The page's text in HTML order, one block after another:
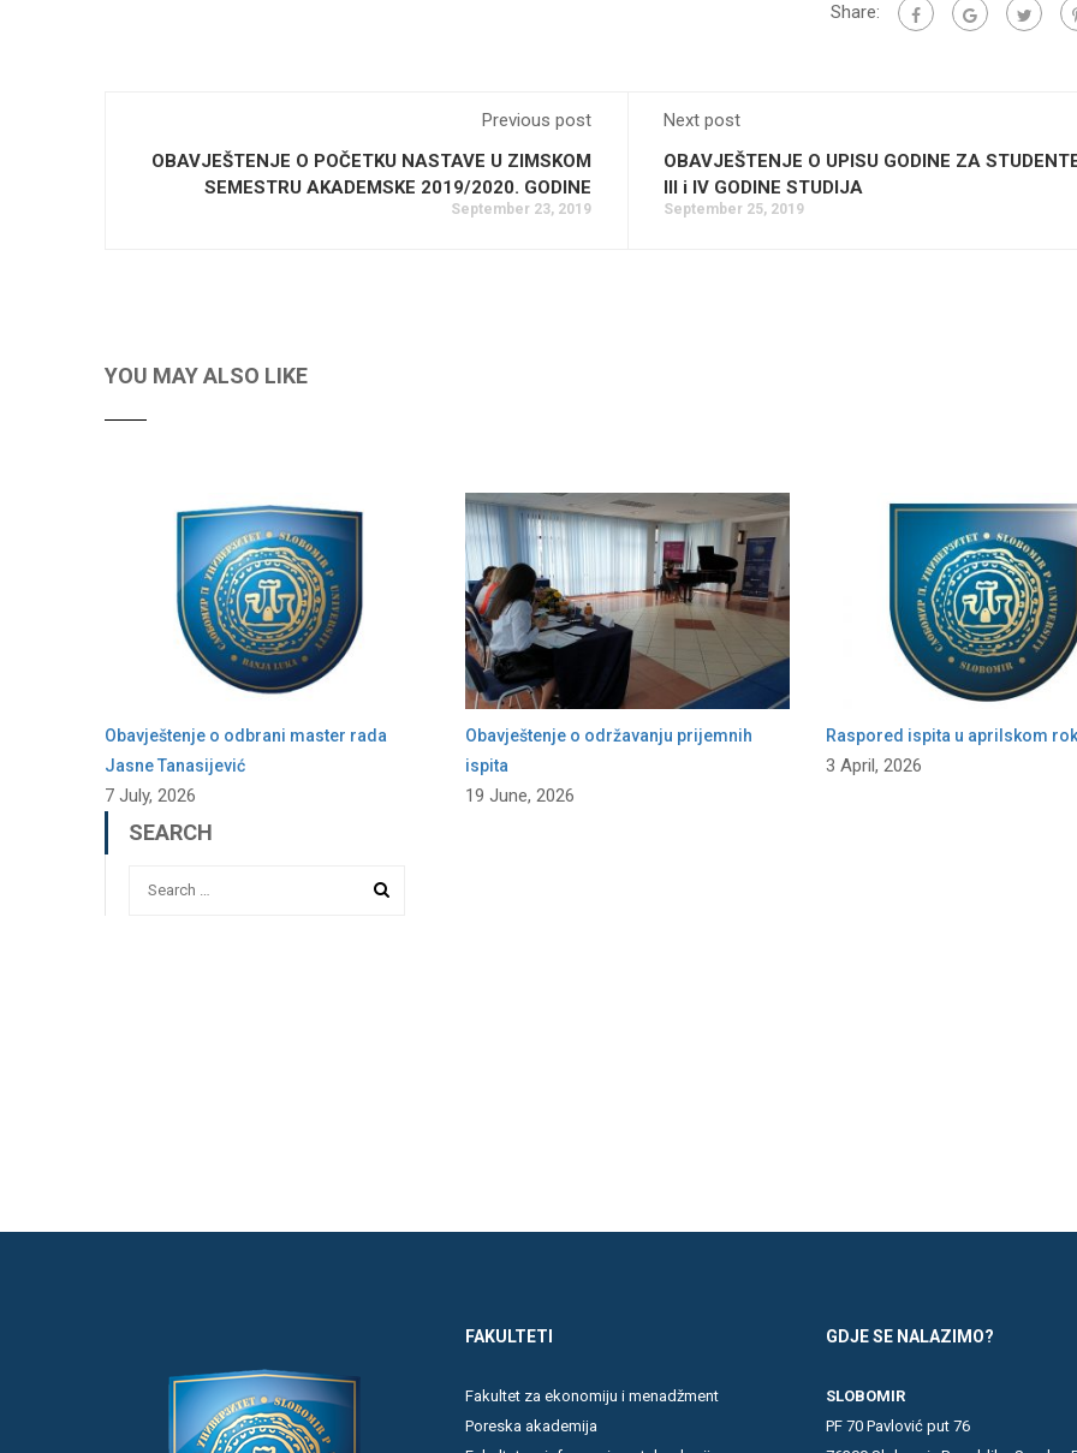
Share:
Previous post
OBAVJEŠTENJE O POČETKU NASTAVE U ZIMSKOM
SEMESTRU AKADEMSKE 2019/2020. GODINE
September 23, 2019
Next post
OBAVJEŠTENJE O UPISU GODINE ZA
III i IV GODINE STUDIJA
September 25, 2019
YOU MAY ALSO LIKE
Obavještenje o odbrani master rada
Jasne Tanasijević
7 July, 2026
Obavještenje o održavanju prijemnih
ispita
19 June, 2026
Raspored ispita u aprilskom
3 April, 2026
SEARCH
FAKULTETI
Fakultet za ekonomiju i menadžment
Poreska akademija
GDJE SE NALAZIMO?
SLOBOMIR
PF 70 Pavlović put 76